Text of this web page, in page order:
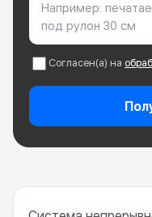
Согласен(а) на